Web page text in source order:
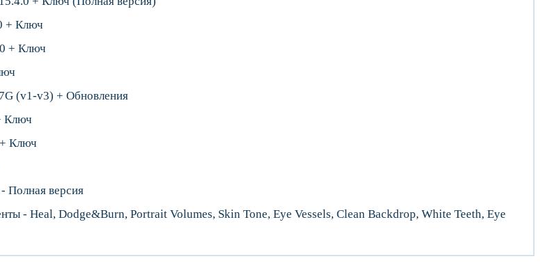
+ Ключ
+ Ключ
(v1-v3) + Обновления
Ключ
Ключ
версия
- Heal, Dodge&Burn, Portrait Volumes, Skin Tone, Eye Vessels, Clean Backdrop, White Teeth, Eye